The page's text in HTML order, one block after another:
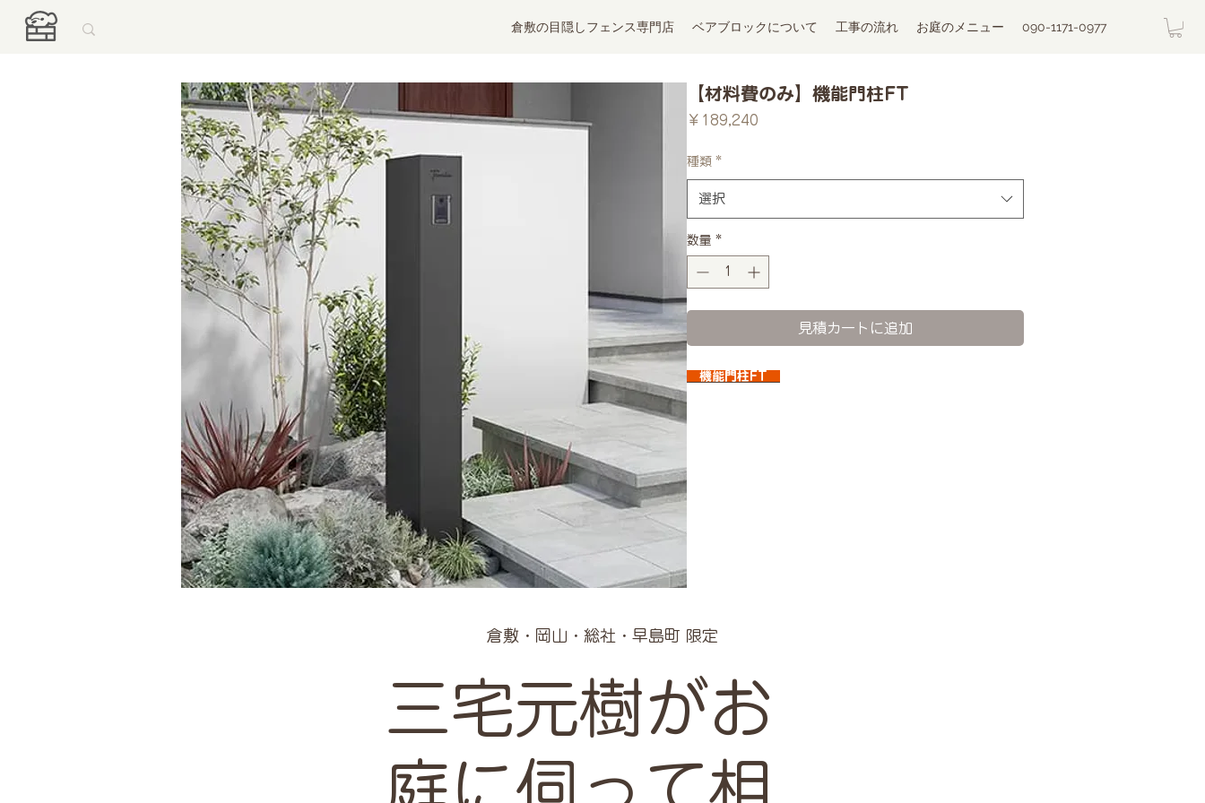
倉敷の目隠しフェンス専門店 ベアブロックについて 工事の流れ お庭のメニュー 090-1171-0977
【材料費のみ】機能門柱FT
￥189,240
種類 *
選択
数量 *
見積カートに追加
機能門柱FT
三宅元樹がお
庭に伺って相
倉敷・岡山・総社・早島町 限定